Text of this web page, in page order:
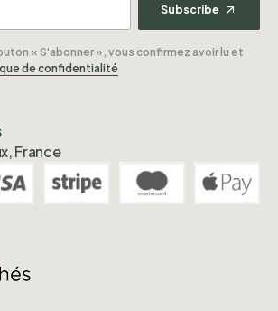
France
Subscribe
« S'abonner », vous confirmez avoir lu et
de confidentialité